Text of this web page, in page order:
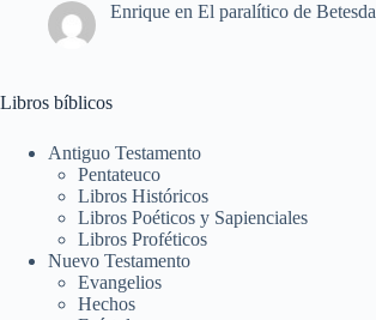
Enrique en El paralítico de Betesda
Libros bíblicos
Antiguo Testamento
Pentateuco
Libros Históricos
Libros Poéticos y Sapienciales
Libros Proféticos
Nuevo Testamento
Evangelios
Hechos